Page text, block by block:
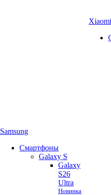
Samsung
Смартфоны
Galaxy S
Galaxy
S26
Ultra
Новинка
Xiaomi